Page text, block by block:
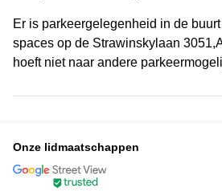
Er is parkeergelegenheid in de
spaces op de Strawinskylaan
hoeft niet naar andere
Onze lidmaatschappen